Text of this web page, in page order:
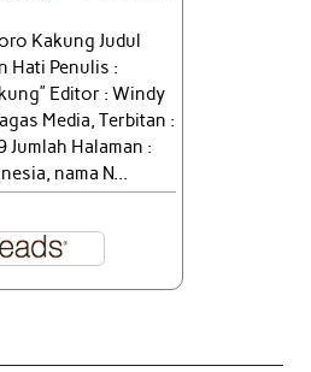
Kakung Judul
Hati Penulis :
Editor : Windy
Media, Terbitan :
Jumlah Halaman :
nama N...